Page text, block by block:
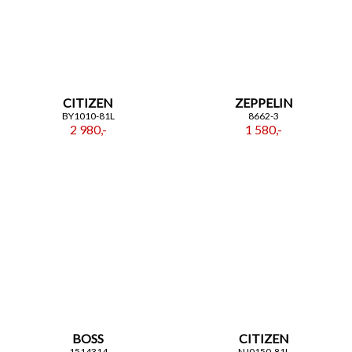
CITIZEN
BY1010-81L
2 980,-
ZEPPELIN
8662-3
1 580,-
BOSS CITIZEN